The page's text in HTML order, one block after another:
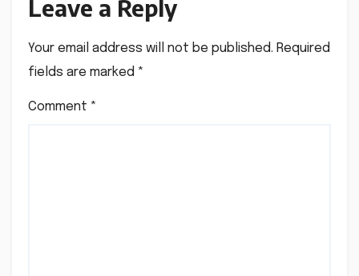
Leave a Reply
Your email address will not be published. Required
fields are marked *
Comment *